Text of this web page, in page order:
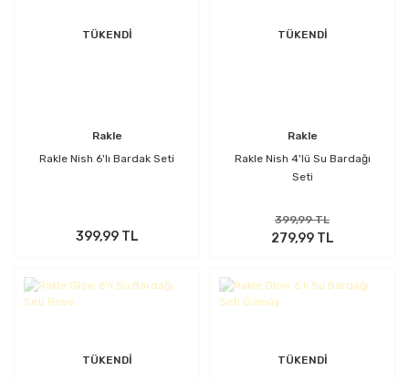
TÜKENDİ
Rakle
Rakle Nish 6'lı Bardak Seti
399,99 TL
TÜKENDİ
Rakle
Rakle Nish 4'lü Su Bardağı
Seti
399,99 TL
279,99 TL
TÜKENDİ TÜKENDİ